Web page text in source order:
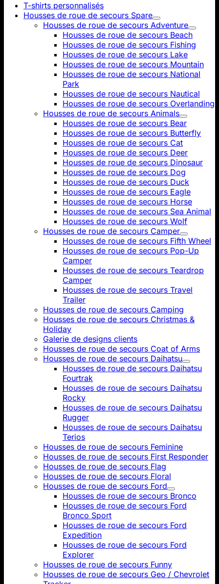
T-shirts personnalisés
Housses de roue de secours Spare
Housses de roue de secours Adventure
Housses de roue de secours Beach
Housses de roue de secours Fishing
Housses de roue de secours Lake
Housses de roue de secours Mountain
Housses de roue de secours National
Park
Housses de roue de secours Nautical
Housses de roue de secours Overlanding
Housses de roue de secours Animals
Housses de roue de secours Bear
Housses de roue de secours Butterfly
Housses de roue de secours Cat
Housses de roue de secours Deer
Housses de roue de secours Dinosaur
Housses de roue de secours Dog
Housses de roue de secours Duck
Housses de roue de secours Eagle
Housses de roue de secours Horse
Housses de roue de secours Sea Animal
Housses de roue de secours Wolf
Housses de roue de secours Camper
Housses de roue de secours Fifth Wheel
Housses de roue de secours Pop-Up
Camper
Housses de roue de secours Teardrop
Camper
Housses de roue de secours Travel
Trailer
Housses de roue de secours Camping
Housses de roue de secours Christmas &
Holiday
Galerie de designs clients
Housses de roue de secours Coat of Arms
Housses de roue de secours Daihatsu
Housses de roue de secours Daihatsu
Fourtrak
Housses de roue de secours Daihatsu
Rocky
Housses de roue de secours Daihatsu
Rugger
Housses de roue de secours Daihatsu
Terios
Housses de roue de secours Feminine
Housses de roue de secours First Responder
Housses de roue de secours Flag
Housses de roue de secours Floral
Housses de roue de secours Ford
Housses de roue de secours Bronco
Housses de roue de secours Ford
Bronco Sport
Housses de roue de secours Ford
Expedition
Housses de roue de secours Ford
Explorer
Housses de roue de secours Funny
Housses de roue de secours Geo / Chevrolet